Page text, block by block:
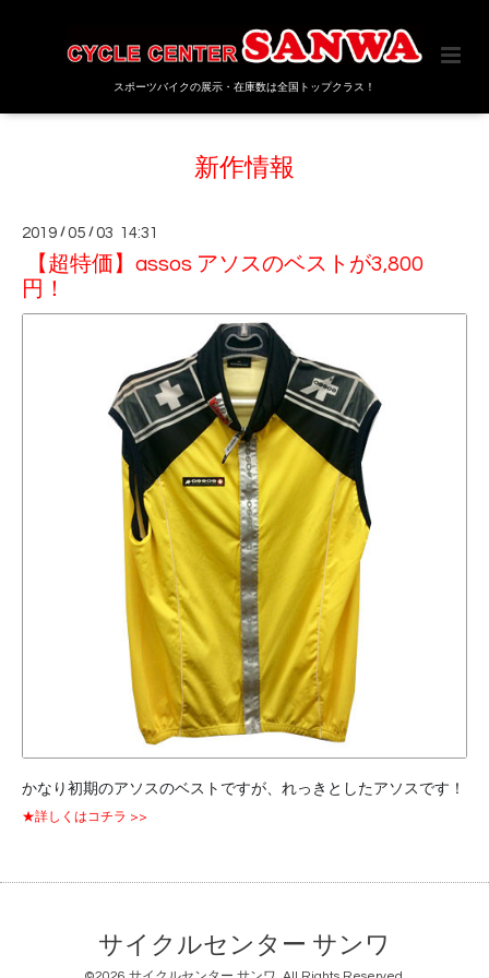
スポーツバイクの展示・在庫数は全国トップクラス！
新作情報
2019 /05 /03 14:31
【超特価】assos アソスのベストが3,800
円！
かなり初期のアソスのベストですが、れっきとしたアソスです！
★詳しくはコチラ >>
サイクルセンター サンワ